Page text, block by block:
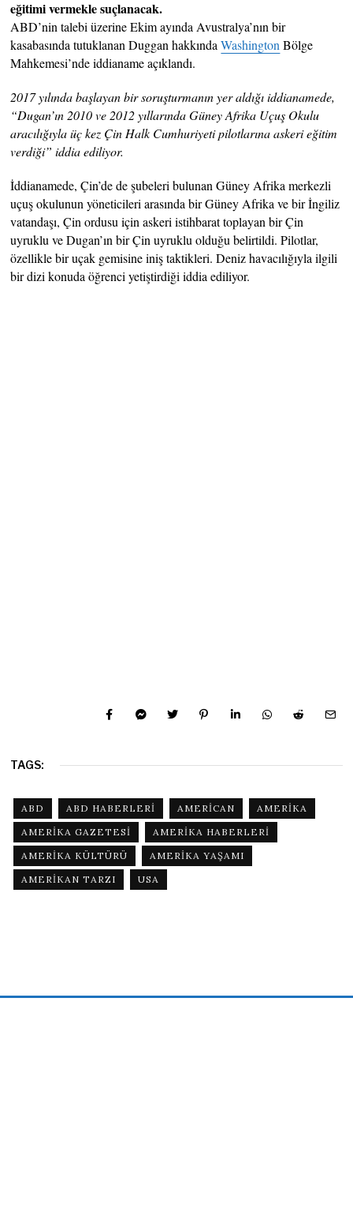
eğitimi vermekle suçlanacak.
ABD’nin talebi üzerine Ekim ayında Avustralya’nın bir
kasabasında tutuklanan Duggan hakkındaWashington Bölge
Mahkemesi’nde iddianame açıklandı.
2017 yılında başlayan bir soruşturmanın yer aldığı iddianamede,
“Dugan’ın 2010 ve 2012 yıllarında Güney Afrika Uçuş Okulu
aracılığıyla üç kez Çin Halk Cumhuriyeti pilotlarına askeri eğitim
verdiği” iddia ediliyor.
İddianamede, Çin’de de şubeleri bulunan Güney Afrika merkezli
uçuş okulunun yöneticileri arasında bir Güney Afrika ve bir İngiliz
vatandaşı, Çin ordusu için askeri istihbarat toplayan bir Çin
uyruklu ve Dugan’ın bir Çin uyruklu olduğu belirtildi. Pilotlar,
özellikle bir uçak gemisine iniş taktikleri. Deniz havacılığıyla ilgili
bir dizi konuda öğrenci yetiştirdiği iddia ediliyor.
TAGS:
ABD ABD HABERLERI AMERICAN
AMERIKA
AMERIKA GAZETESI
AMERIKA HABERLERI
AMERIKA KÜLTÜRÜ
AMERIKA YAŞAMI
AMERIKAN TARZI
USA